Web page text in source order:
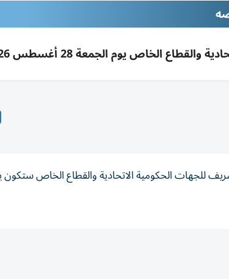
الخاص يوم الجمعة 28 أغسطس 2026
للجهات الحكومية الاتحادية والقطاع الخاص ستكون